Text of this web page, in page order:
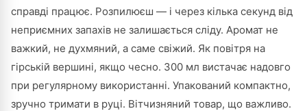
справді працює. Розпилюєш — і через кілька секунд від
неприємних запахів не залишається сліду. Аромат не
важкий, не духмяний, а саме свіжий. Як повітря на
гірській вершині, якщо чесно. 300 мл вистачає надовго
при регулярному використанні. Упакований компактно,
зручно тримати в руці. Вітчизняний товар, що важливо.